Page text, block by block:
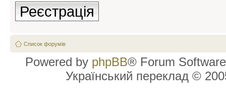
Реєстрація
Список форумів
Powered by phpBB® Forum
Український переклад ©